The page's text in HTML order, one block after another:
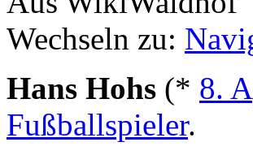
Wechseln zu:
Hans Hohs (* 8.
Fußballspieler.